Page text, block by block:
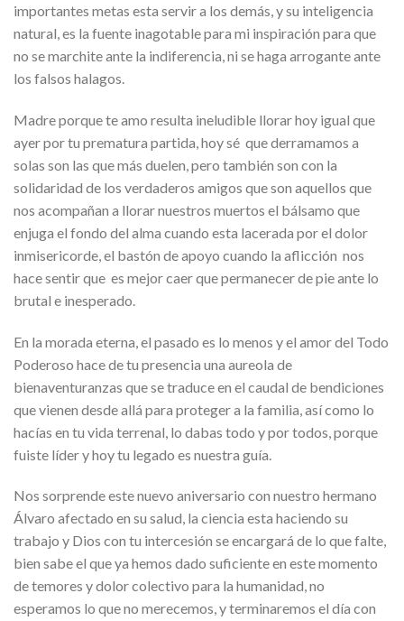
importantes metas esta servir a los demás, y su inteligencia
natural, es la fuente inagotable para mi inspiración para que
no se marchite ante la indiferencia, ni se haga arrogante ante
los falsos halagos.
Madre porque te amo resulta ineludible llorar hoy igual que
ayer por tu prematura partida, hoy sé que derramamos a
solas son las que más duelen, pero también son con la
solidaridad de los verdaderos amigos que son aquellos que
nos acompañan a llorar nuestros muertos el bálsamo que
enjuga el fondo del alma cuando esta lacerada por el dolor
inmisericorde, el bastón de apoyo cuando la aflicción nos
hace sentir que es mejor caer que permanecer de pie ante lo
brutal e inesperado.
En la morada eterna, el pasado es lo menos y el amor del Todo
Poderoso hace de tu presencia una aureola de
bienaventuranzas que se traduce en el caudal de bendiciones
que vienen desde allá para proteger a la familia, así como lo
hacías en tu vida terrenal, lo dabas todo y por todos, porque
fuiste líder y hoy tu legado es nuestra guía.
Nos sorprende este nuevo aniversario con nuestro hermano
Álvaro afectado en su salud, la ciencia esta haciendo su
trabajo y Dios con tu intercesión se encargará de lo que falte,
bien sabe el que ya hemos dado suficiente en este momento
de temores y dolor colectivo para la humanidad, no
esperamos lo que no merecemos, y terminaremos el día con